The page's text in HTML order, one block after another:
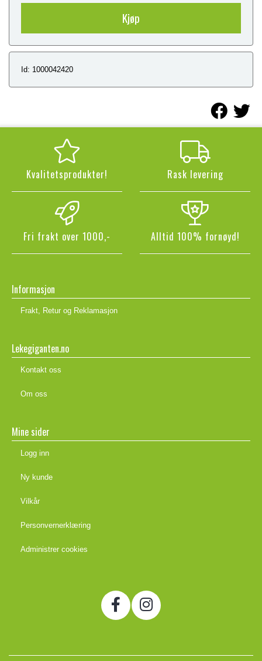
Kjøp
Id: 1000042420
Kvalitetsprodukter! Rask levering
Fri frakt over 1000,- Alltid 100% fornøyd!
Informasjon
Frakt, Retur og Reklamasjon
Lekegiganten.no
Kontakt oss
Om oss
Mine sider
Logg inn
Ny kunde
Vilkår
Personvernerklæring
Administrer cookies